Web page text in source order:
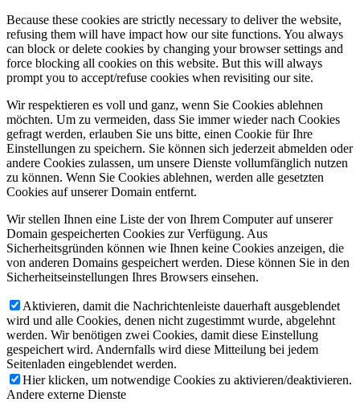
Because these cookies are strictly necessary to deliver the website,
refusing them will have impact how our site functions. You always
can block or delete cookies by changing your browser settings and
force blocking all cookies on this website. But this will always
prompt you to accept/refuse cookies when revisiting our site.
Wir respektieren es voll und ganz, wenn Sie Cookies ablehnen
möchten. Um zu vermeiden, dass Sie immer wieder nach Cookies
gefragt werden, erlauben Sie uns bitte, einen Cookie für Ihre
Einstellungen zu speichern. Sie können sich jederzeit abmelden oder
andere Cookies zulassen, um unsere Dienste vollumfänglich nutzen
zu können. Wenn Sie Cookies ablehnen, werden alle gesetzten
Cookies auf unserer Domain entfernt.
Wir stellen Ihnen eine Liste der von Ihrem Computer auf unserer
Domain gespeicherten Cookies zur Verfügung. Aus
Sicherheitsgründen können wie Ihnen keine Cookies anzeigen, die
von anderen Domains gespeichert werden. Diese können Sie in den
Sicherheitseinstellungen Ihres Browsers einsehen.
Aktivieren, damit die Nachrichtenleiste dauerhaft ausgeblendet
wird und alle Cookies, denen nicht zugestimmt wurde, abgelehnt
werden. Wir benötigen zwei Cookies, damit diese Einstellung
gespeichert wird. Andernfalls wird diese Mitteilung bei jedem
Seitenladen eingeblendet werden.
Hier klicken, um notwendige Cookies zu aktivieren/deaktivieren.
Andere externe Dienste